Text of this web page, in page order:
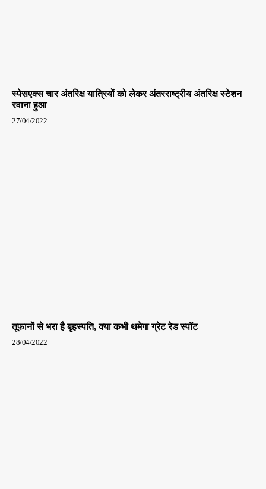
स्पेसएक्स चार अंतरिक्ष यात्रियों को लेकर अंतरराष्ट्रीय अंतरिक्ष स्टेशन
रवाना हुआ
27/04/2022
तूफानों से भरा है बृहस्पति, क्या कभी थमेगा ग्रेट रेड स्पॉट
28/04/2022